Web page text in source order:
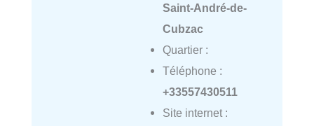
Saint-André-de-
Cubzac
Quartier :
Téléphone :
+33557430511
Site internet :